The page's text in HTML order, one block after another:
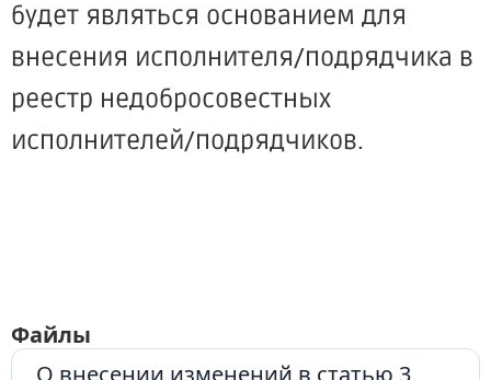
будет являться основанием для
внесения исполнителя/подрядчика в
реестр недобросовестных
исполнителей/подрядчиков.
Файлы
О внесении изменений в статью 3